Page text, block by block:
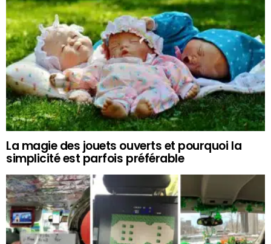
La magie des jouets ouverts et pourquoi la
simplicité est parfois préférable